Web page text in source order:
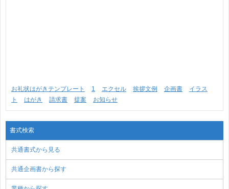
お礼状はがきテンプレート 1 エクセル 挨拶文例 企画書
イラス
ト
はがき 請求書 提案 お知らせ
書式検索
共通書式から見る
共通企画書から探す